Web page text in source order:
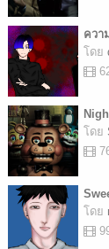
ควา
โดย
โดย
โดย